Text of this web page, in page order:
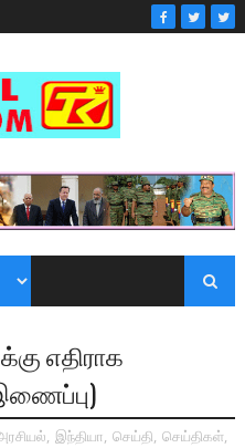
எதிராக
, இந்தியா, செய்தி, செய்திகள்,